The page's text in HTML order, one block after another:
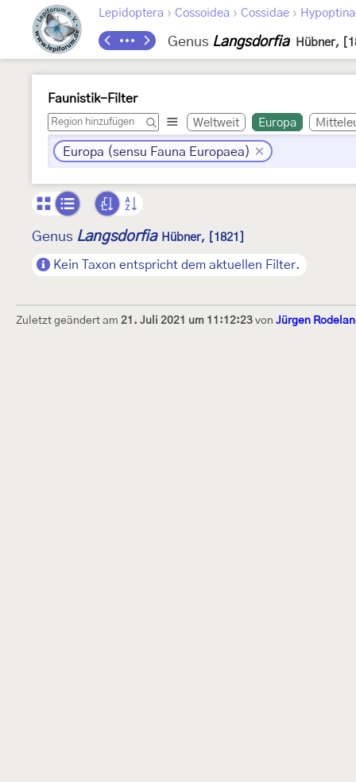
Lepidoptera › Cossoidea › Cossidae ›
Genus Langsdorfia Hübner,
Faunistik-Filter
Weltweit Europa
Europa (sensu Fauna Europaea)
Genus Langsdorfia Hübner, [1821]
Kein Taxon entspricht dem aktuellen Filter.
Zuletzt geändert am 21. Juli 2021 um 11:12:23 von Jürgen